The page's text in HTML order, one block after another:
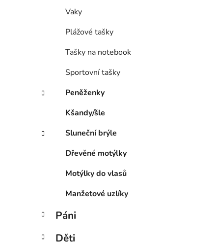
Vaky
Plážové tašky
Tašky na notebook
Sportovní tašky
Peněženky
Kšandy/šle
Sluneční brýle
Dřevěné motýlky
Motýlky do vlasů
Manžetové uzlíky
Páni
Děti